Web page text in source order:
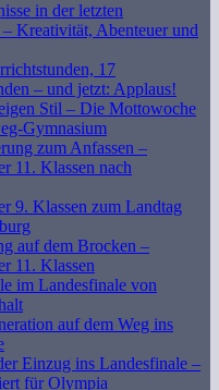
in der letzten
Kreativität, Abenteuer und
17
– und jetzt: Applaus!
Stil – Die Mottowoche
Gymnasium
zum Anfassen –
11. Klassen nach
9. Klassen zum Landtag
auf dem Brocken –
11. Klassen
im Landesfinale von
auf dem Weg ins
Einzug ins Landesfinale –
für Olympia